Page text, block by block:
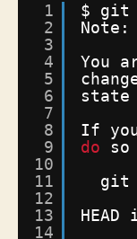
1
2
3
4
5
6
7
8
9
10
11
12
13
14
$ git
Note:
You
state
If
do
git